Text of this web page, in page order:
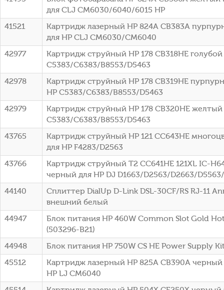
для CLJ CM6030/6040/6015 HP
41521
Картридж лазерный HP 824A CB383A
для HP CLJ CM6030/CM6040
42977
Картридж струйный HP 178 CB318HE голубой
C5383/C6383/B8553/D5463
42978
Картридж струйный HP 178 CB319HE
HP C5383/C6383/B8553/D5463
42979
Картридж струйный HP 178 CB320HE желтый
C5383/C6383/B8553/D5463
43765
Картридж струйный HP 121 CC643HE
для HP F4283/D2563
43766
Картридж струйный T2 CC641HE 121XL IC-
черный для HP DJ D1663/D2563/D2663/
44140
Сплиттер DialUp D-Link DSL-30CF/RS RJ-11
внешний белый
44947
Блок питания HP 460W Common Slot Gold
(503296-B21)
44948
Блок питания HP 750W CS HE Power Supply
45512
Картридж лазерный HP 825A CB390A черный
HP LJ CM6040